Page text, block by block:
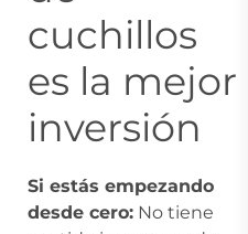
cuchillos
es la mejor
inversión
Si estás empezando
desde cero: No tiene